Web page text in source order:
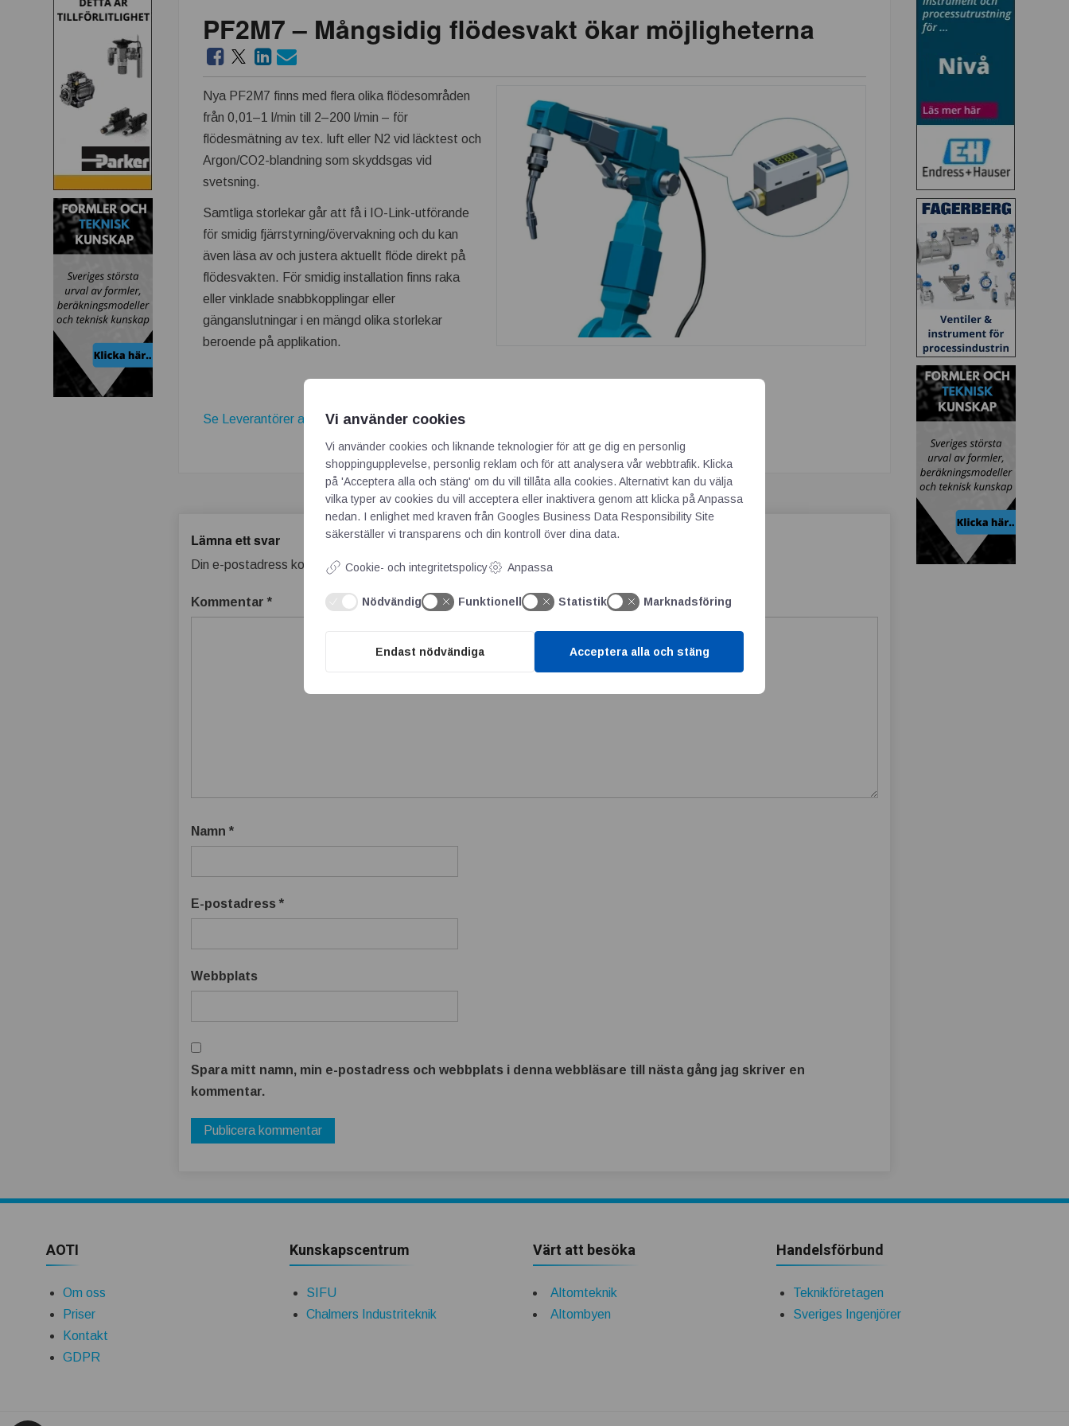
PF2M7 – Mångsidig flödesvakt ökar möjligheterna
Nya PF2M7 finns med flera olika flödesområden
från 0,01–1 l/min till 2–200 l/min – för
flödesmätning av tex. luft eller N2 vid läcktest och
Argon/CO2-blandning som skyddsgas vid
svetsning.
Samtliga storlekar går att få i IO-Link-utförande
för smidig fjärrstyrning/övervakning och du kan
även läsa av och justera aktuellt flöde direkt på
flödesvakten. För smidig installation finns raka
eller vinklade snabbkopplingar eller
gänganslutningar i en mängd olika storlekar
beroende på applikation.
Se Leverantörer av flödesmätare
Lämna ett svar
Din e-postadress kommer inte publiceras. Obligatoriska fält är märkta
Kommentar*
Namn*
E-postadress*
Webbplats
Spara mitt namn, min e-postadress och webbplats i denna webbläsare till nästa gång jag skriver en
kommentar.
AOTI
Om oss
Priser
Kontakt
GDPR
Kunskapscentrum
SIFU
Chalmers Industriteknik
Värt att besöka
Altomteknik
Altombyen
Handelsförbund
Teknikföretagen
Sveriges Ingenjörer
Vi använder cookies
Vi använder cookies och liknande teknologier för att ge dig en personlig
shoppingupplevelse, personlig reklam och för att analysera vår webbtrafik. Klicka
på 'Acceptera alla och stäng' om du vill tillåta alla cookies. Alternativt kan du välja
vilka typer av cookies du vill acceptera eller inaktivera genom att klicka på Anpassa
nedan. I enlighet med kraven från Googles Business Data Responsibility Site
säkerställer vi transparens och din kontroll över dina data.
Cookie- och integritetspolicy Anpassa
Nödvändig Funktionell Statistik Marknadsföring
Endast nödvändiga Acceptera alla och stäng